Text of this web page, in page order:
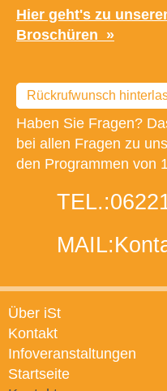
Hier geht's zu
Broschüren
Rückrufwunsch
Haben Sie Fragen?
bei allen Fragen zu
den Programmen von
TEL.:
MAIL:
Über iSt
Kontakt
Infoveranstaltungen
Startseite